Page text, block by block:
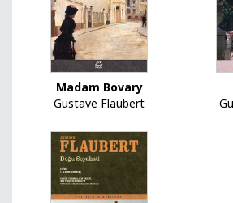
Madam Bovary
Gustave Flaubert